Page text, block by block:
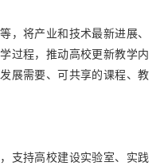
，将产业和技术最新进展、
过程，推动高校更新教学内
展需要、可共享的课程、教
支持高校建设实验室、实践